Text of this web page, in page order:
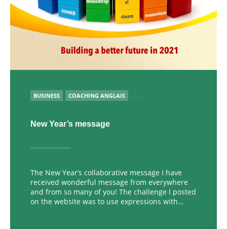
PUBLIÉ
BUSINESS COACHING ANGLAIS
New Year’s message
The New Year’s collaborative message I have
received wonderful message from everywhere
and from so many of you! The challenge I posted
on the website was to use expressions with…